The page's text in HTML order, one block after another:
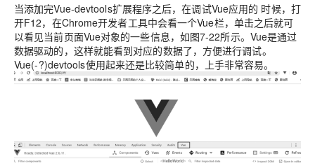
当添加完Vue-devtools扩展程序之后，在调试Vue应用的 时候，打
开F12，在Chrome开发者工具中会看一个Vue栏，单击之后就可
以看见当前页面Vue对象的一些信息，如图7-22所示。Vue是通过
数据驱动的，这样就能看到对应的数据了，方便进行调试。
Vue(-?)devtools使用起来还是比较简单的，上手非常容易。